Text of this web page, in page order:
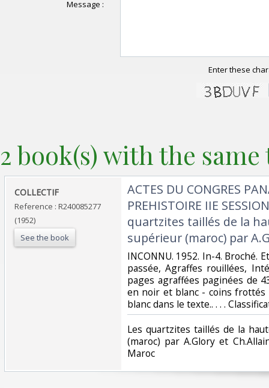
Message :
Enter these
2 book(s) with the
‎COLLECTIF‎
Reference : R240085277
(1952)
See the book
‎ACTES DU CONGRES
PREHISTOIRE IIE
quartzites taillés de la
supérieur (maroc) par
‎INCONNU. 1952. In-4. Broché.
passée, Agraffes rouillées,
pages agraffées paginées de
en noir et blanc - coins
blanc dans le texte.. . . .
‎Les quartzites taillés de la
(maroc) par A.Glory et
Maroc‎